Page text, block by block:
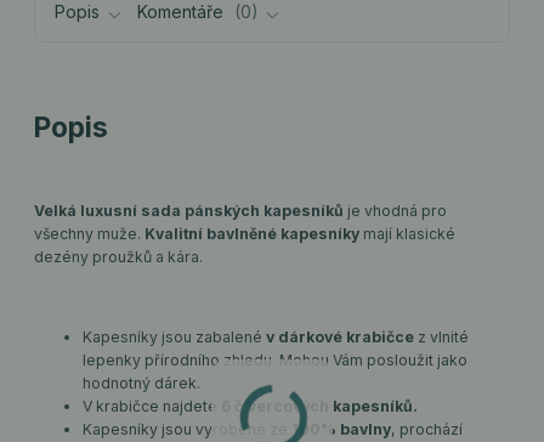
Popis Komentáře 0
Popis
Velká luxusní sada pánských kapesníků je vhodná pro
všechny muže. Kvalitní bavlněné kapesníky mají klasické
dezény proužků a kára.
Kapesníky jsou zabalenév dárkové krabičce z vlnité
lepenky přírodního zhledu. Mohou Vám posloužit jako
hodnotný dárek.
V krabičce najdete
6 čtvercových kapesníků.
Kapesníky jsou vyrobené ze
100% bavlny, prochází